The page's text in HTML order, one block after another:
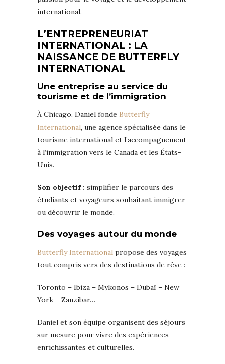
international.
L’ENTREPRENEURIAT
INTERNATIONAL : LA
NAISSANCE DE BUTTERFLY
INTERNATIONAL
Une entreprise au service du
tourisme et de l’immigration
À Chicago, Daniel fonde Butterfly
International, une agence spécialisée dans le
tourisme international et l’accompagnement
à l’immigration vers le Canada et les États-
Unis.
Son objectif : simplifier le parcours des
étudiants et voyageurs souhaitant immigrer
ou découvrir le monde.
Des voyages autour du monde
Butterfly International propose des voyages
tout compris vers des destinations de rêve :
Toronto – Ibiza – Mykonos – Dubaï – New
York – Zanzibar…
Daniel et son équipe organisent des séjours
sur mesure pour vivre des expériences
enrichissantes et culturelles.